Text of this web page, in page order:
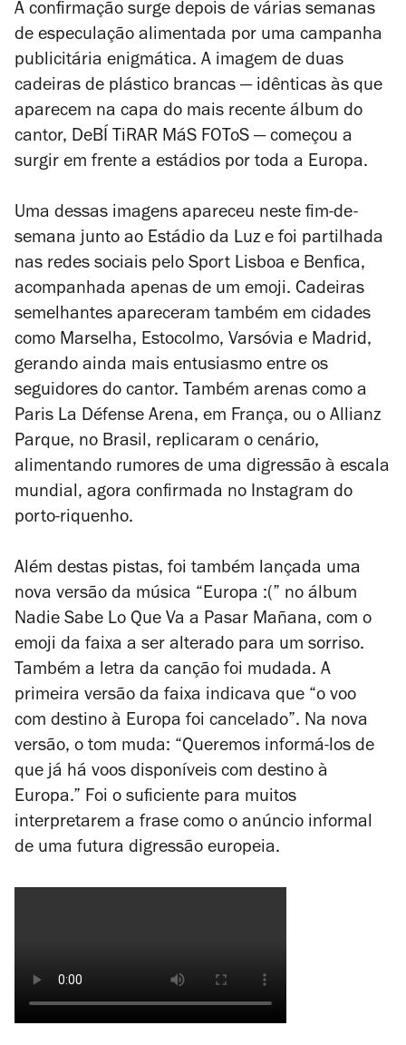
A confirmação surge depois de várias semanas
de especulação alimentada por uma campanha
publicitária enigmática. A imagem de duas
cadeiras de plástico brancas — idênticas às que
aparecem na capa do mais recente álbum do
cantor, DeBÍ TiRAR MáS FOToS — começou a
surgir em frente a estádios por toda a Europa.
Uma dessas imagens apareceu neste fim-de-
semana junto ao Estádio da Luz e foi partilhada
nas redes sociais pelo Sport Lisboa e Benfica,
acompanhada apenas de um emoji. Cadeiras
semelhantes apareceram também em cidades
como Marselha, Estocolmo, Varsóvia e Madrid,
gerando ainda mais entusiasmo entre os
seguidores do cantor. Também arenas como a
Paris La Défense Arena, em França, ou o Allianz
Parque, no Brasil, replicaram o cenário,
alimentando rumores de uma digressão à escala
mundial, agora confirmada no Instagram do
porto-riquenho.
Além destas pistas, foi também lançada uma
nova versão da música “Europa :(” no álbum
Nadie Sabe Lo Que Va a Pasar Mañana, com o
emoji da faixa a ser alterado para um sorriso.
Também a letra da canção foi mudada. A
primeira versão da faixa indicava que “o voo
com destino à Europa foi cancelado”. Na nova
versão, o tom muda: “Queremos informá-los de
que já há voos disponíveis com destino à
Europa.” Foi o suficiente para muitos
interpretarem a frase como o anúncio informal
de uma futura digressão europeia.